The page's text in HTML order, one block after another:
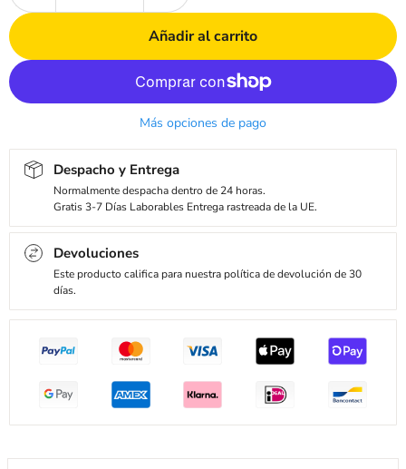
Añadir al carrito
Más opciones de pago
Despacho y Entrega
Normalmente despacha dentro de 24 horas.
Gratis 3-7 Días Laborables Entrega rastreada de la UE.
Devoluciones
Este producto califica para nuestra política de devolución de 30
días.